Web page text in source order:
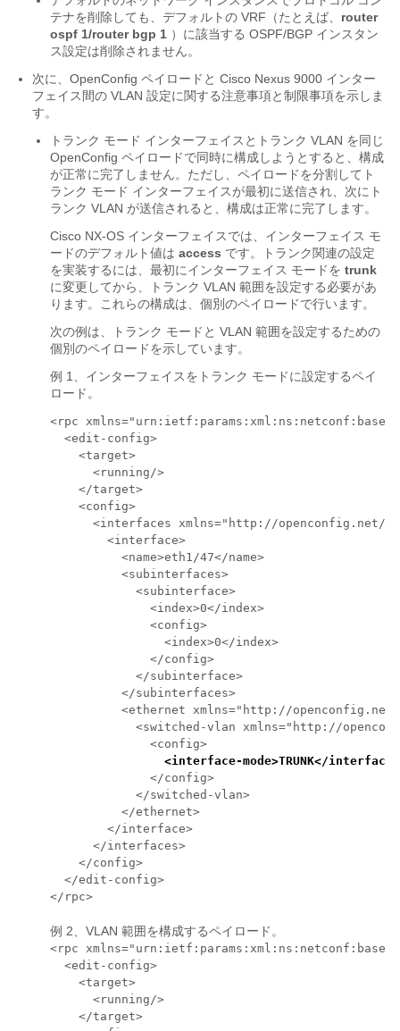
テナを削除しても、デフォルトの VRF（たとえば、 router
ospf 1/router bgp 1 ）に該当する OSPF/BGP インスタン
ス設定は削除されません。
次に、OpenConfig ペイロードと Cisco Nexus 9000 インター
フェイス間の VLAN 設定に関する注意事項と制限事項を示しま
す。
トランク モード インターフェイスとトランク VLAN を同じ
OpenConfig ペイロードで同時に構成しようとすると、構成
が正常に完了しません。ただし、ペイロードを分割してト
ランク モード インターフェイスが最初に送信され、次にト
ランク VLAN が送信されると、構成は正常に完了します。
Cisco NX-OS インターフェイスでは、インターフェイス モ
ードのデフォルト値は access です。トランク関連の設定
を実装するには、最初にインターフェイス モードを trunk
に変更してから、トランク VLAN 範囲を設定する必要があ
ります。これらの構成は、個別のペイロードで行います。
次の例は、トランク モードと VLAN 範囲を設定するための
個別のペイロードを示しています。
例 1、インターフェイスをトランク モードに設定するペイ
ロード。
<rpc
  <edit-config>
    <target>
      <running/>
    </target>
    <config>
<interfaces xmlns="http://openconfig.net/
        <interface>
          <name>eth1/47</name>
          <subinterfaces>
            <subinterface>
              <index>0</index>
              <config>
                <index>0</index>
              </config>
            </subinterface>
          </subinterfaces>
<ethernet xmlns="http://
<switched-vlan xmlns="http://
              <config>
<interface-mode>TRUNK</interface-
              </config>
            </switched-vlan>
          </ethernet>
        </interface>
      </interfaces>
    </config>
  </edit-config>
</rpc>
例 2、VLAN 範囲を構成するペイロード。
<rpc
  <edit-config>
    <target>
      <running/>
    </target>